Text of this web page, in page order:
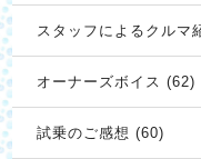
スタッフによるクルマ
オーナーズボイス (62)
試乗のご感想 (60)